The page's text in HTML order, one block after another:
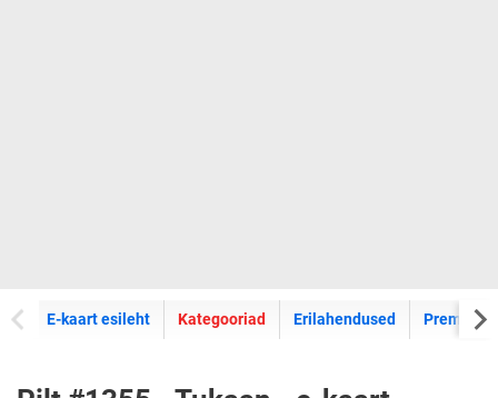
E-kaart esileht E-kaartide
Kategooriad Erilahendused Premium